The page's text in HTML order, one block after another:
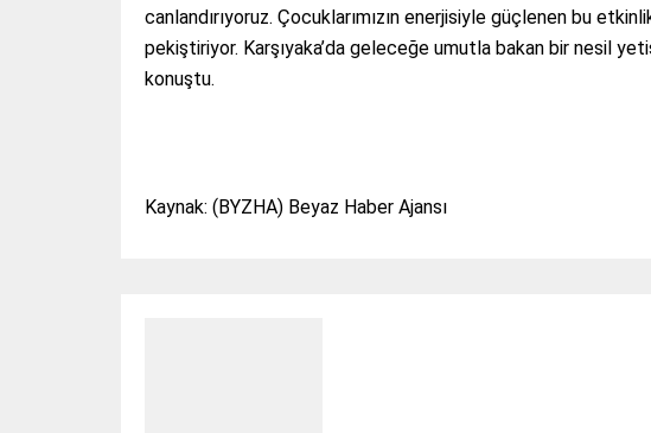
canlandırıyoruz. Çocuklarımızın enerjisiyle güçlenen bu
pekiştiriyor. Karşıyaka’da geleceğe umutla bakan bir nesil
konuştu.
Kaynak: (BYZHA) Beyaz Haber Ajansı